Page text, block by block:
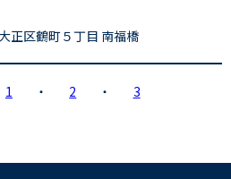
正区鶴町５丁目 南福橋
1 ・ 2 ・ 3